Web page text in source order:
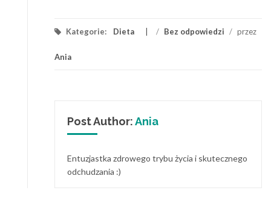
Kategorie: Dieta / Bez odpowiedzi / przez
Ania
Post Author:Ania
Entuzjastka zdrowego trybu życia i skutecznego
odchudzania :)